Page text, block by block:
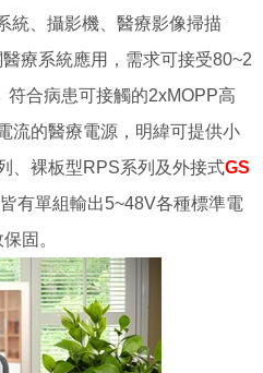
統、攝影機、醫療影像掃描
療系統應用，需求可接受80~2
符合病患可接觸的2xMOPP高
流的醫療電源，明緯可提供小
、裸板型RPS系列及外接式GS
有單組輸出5~48V各種標準電
固。